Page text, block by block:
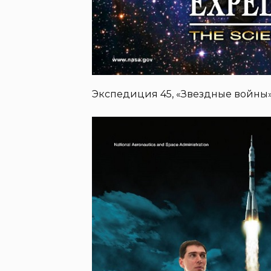
Экспедиция 45, «Звездные